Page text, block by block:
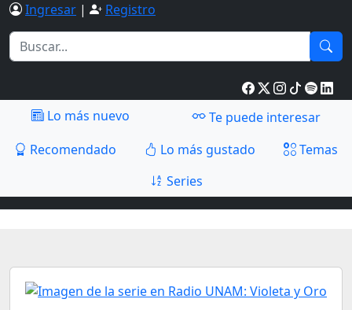
Ingresar | Registro
Lo más nuevo
Te puede interesar
Recomendado
Lo más gustado
Temas
Series